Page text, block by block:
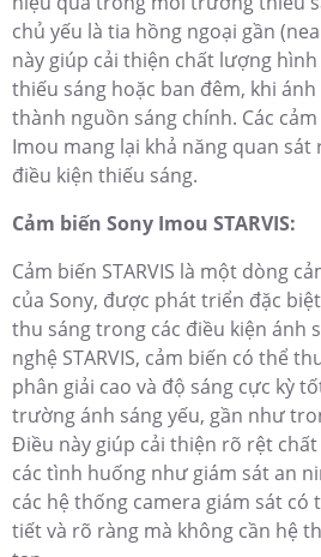
chủ yếu là tia hồng ngoại gần
này giúp cải thiện chất lượng
thiếu sáng hoặc ban đêm, khi
thành nguồn sáng chính. Các
Imou mang lại khả năng quan
điều kiện thiếu sáng.
Cảm biến Sony Imou STARVIS:
Cảm biến STARVIS là một dòng
của Sony, được phát triển đặc
thu sáng trong các điều kiện ánh
nghệ STARVIS, cảm biến có thể
phân giải cao và độ sáng cực kỳ
trường ánh sáng yếu, gần như
Điều này giúp cải thiện rõ rệt
các tình huống như giám sát an
các hệ thống camera giám sát có
tiết và rõ ràng mà không cần hệ